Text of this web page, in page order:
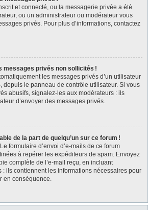
et connecté, ou la messagerie privée a été
ou un administrateur ou modérateur vous
privés. Pour plus d’informations, contactez
messages privés non sollicités !
les messages privés d’un utilisateur
depuis le panneau de contrôle utilisateur. Si vous
abusifs, signalez-les aux modérateurs : ils
d’envoyer des messages privés.
de la part de quelqu’un sur ce forum !
formulaire d’envoi d’e-mails de ce forum
à repérer les expéditeurs de spam. Envoyez
complète de l’e-mail reçu, en incluant
: ils contiennent les informations nécessaires pour
en conséquence.